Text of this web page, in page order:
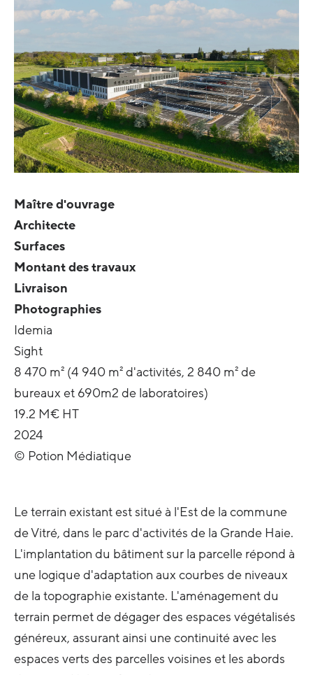
Maître d'ouvrage
Architecte
Surfaces
Montant des travaux
Livraison
Photographies
Idemia
Sight
8 470 m² (4 940 m² d'activités, 2 840 m² de
bureaux et 690m2 de laboratoires)
19.2 M€ HT
2024
© Potion Médiatique
Le terrain existant est situé à l'Est de la commune
de Vitré, dans le parc d'activités de la Grande Haie.
L'implantation du bâtiment sur la parcelle répond à
une logique d'adaptation aux courbes de niveaux
de la topographie existante. L'aménagement du
terrain permet de dégager des espaces végétalisés
généreux, assurant ainsi une continuité avec les
espaces verts des parcelles voisines et les abords